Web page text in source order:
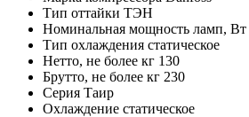
Тип оттайки ТЭН
Номинальная мощность ламп, Вт
Тип охлаждения статическое
Нетто, не более кг 130
Брутто, не более кг 230
Серия Таир
Охлаждение статическое